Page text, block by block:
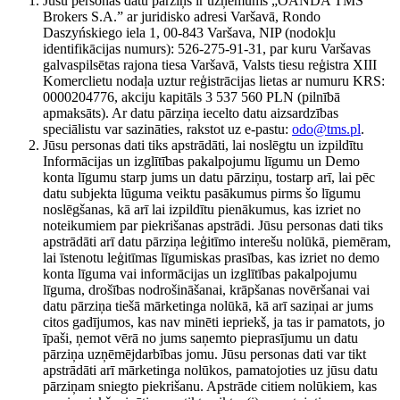
Brokers S.A.” ar juridisko adresi Varšavā, Rondo
Daszyńskiego iela 1, 00-843 Varšava, NIP (nodokļu
identifikācijas numurs): 526-275-91-31, par kuru Varšavas
galvaspilsētas rajona tiesa Varšavā, Valsts tiesu reģistra XIII
Komerclietu nodaļa uztur reģistrācijas lietas ar numuru KRS:
0000204776, akciju kapitāls 3 537 560 PLN (pilnībā
apmaksāts). Ar datu pārziņa iecelto datu aizsardzības
speciālistu var sazināties, rakstot uz e-pastu: odo@tms.pl.
Jūsu personas dati tiks apstrādāti, lai noslēgtu un izpildītu
Informācijas un izglītības pakalpojumu līgumu un Demo
konta līgumu starp jums un datu pārziņu, tostarp arī, lai pēc
datu subjekta lūguma veiktu pasākumus pirms šo līgumu
noslēgšanas, kā arī lai izpildītu pienākumus, kas izriet no
noteikumiem par piekrišanas apstrādi. Jūsu personas dati tiks
apstrādāti arī datu pārziņa leģitīmo interešu nolūkā, piemēram,
lai īstenotu leģitīmas līgumiskas prasības, kas izriet no demo
konta līguma vai informācijas un izglītības pakalpojumu
līguma, drošības nodrošināšanai, krāpšanas novēršanai vai
datu pārziņa tiešā mārketinga nolūkā, kā arī saziņai ar jums
citos gadījumos, kas nav minēti iepriekš, ja tas ir pamatots, jo
īpaši, ņemot vērā no jums saņemto pieprasījumu un datu
pārziņa uzņēmējdarbības jomu. Jūsu personas dati var tikt
apstrādāti arī mārketinga nolūkos, pamatojoties uz jūsu datu
pārziņam sniegto piekrišanu. Apstrāde citiem nolūkiem, kas